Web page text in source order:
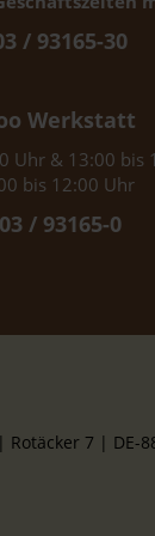
/ 93165-30
Werkstatt
Uhr & 13:00 bis
bis 12:00 Uhr
/ 93165-0
| Rotäcker 7 | DE-